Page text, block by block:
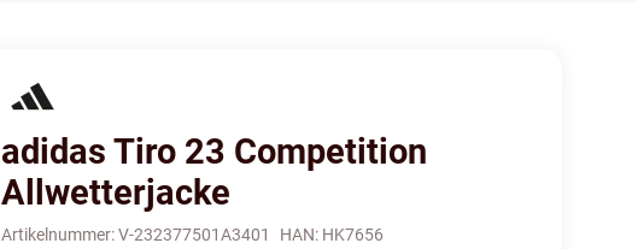
adidas Tiro 23 Competition
Allwetterjacke
Artikelnummer:V-232377501A3401 HAN: HK7656